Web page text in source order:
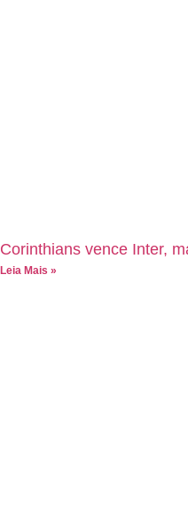
Corinthians vence Inter,
Leia Mais »